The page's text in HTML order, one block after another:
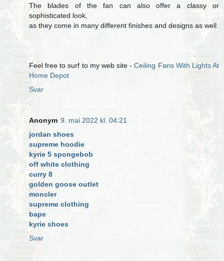
The blades of the fan can also offer a classy or
sophisticated look,
as they come in many different finishes and designs as well.
Feel free to surf to my web site -Ceiling Fans With Lights At
Home Depot
Svar
Anonym 9. mai 2022 kl. 04:21
jordan shoes
supreme hoodie
kyrie 5 spongebob
off white clothing
curry 8
golden goose outlet
moncler
supreme clothing
bape
kyrie shoes
Svar